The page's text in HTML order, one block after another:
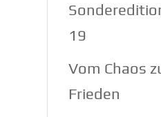
19
Vom Chaos
Frieden